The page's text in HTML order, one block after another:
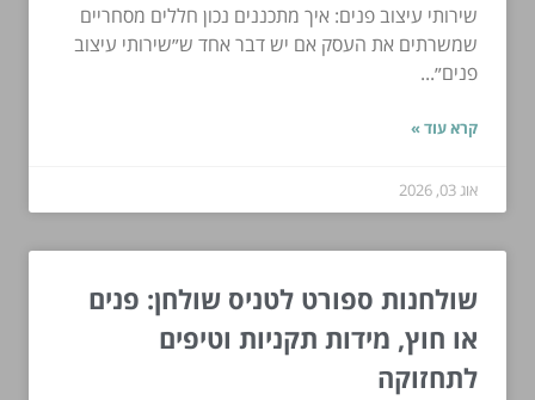
שירותי עיצוב פנים: איך מתכננים נכון חללים מסחריים
שמשרתים את העסק אם יש דבר אחד ש״שירותי עיצוב
פנים״...
קרא עוד »
אוג 03, 2026
שולחנות ספורט לטניס שולחן: פנים
או חוץ, מידות תקניות וטיפים
לתחזוקה